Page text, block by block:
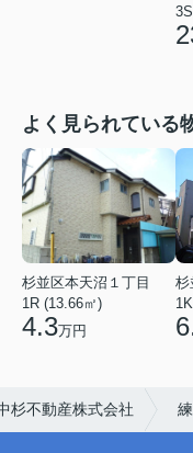
よく見られている
杉並区本天沼１丁目
1R (13.66㎡)
4.3万円
杉
杉不動産株式会社